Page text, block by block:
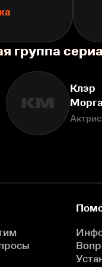
группа
КМ
Клэр